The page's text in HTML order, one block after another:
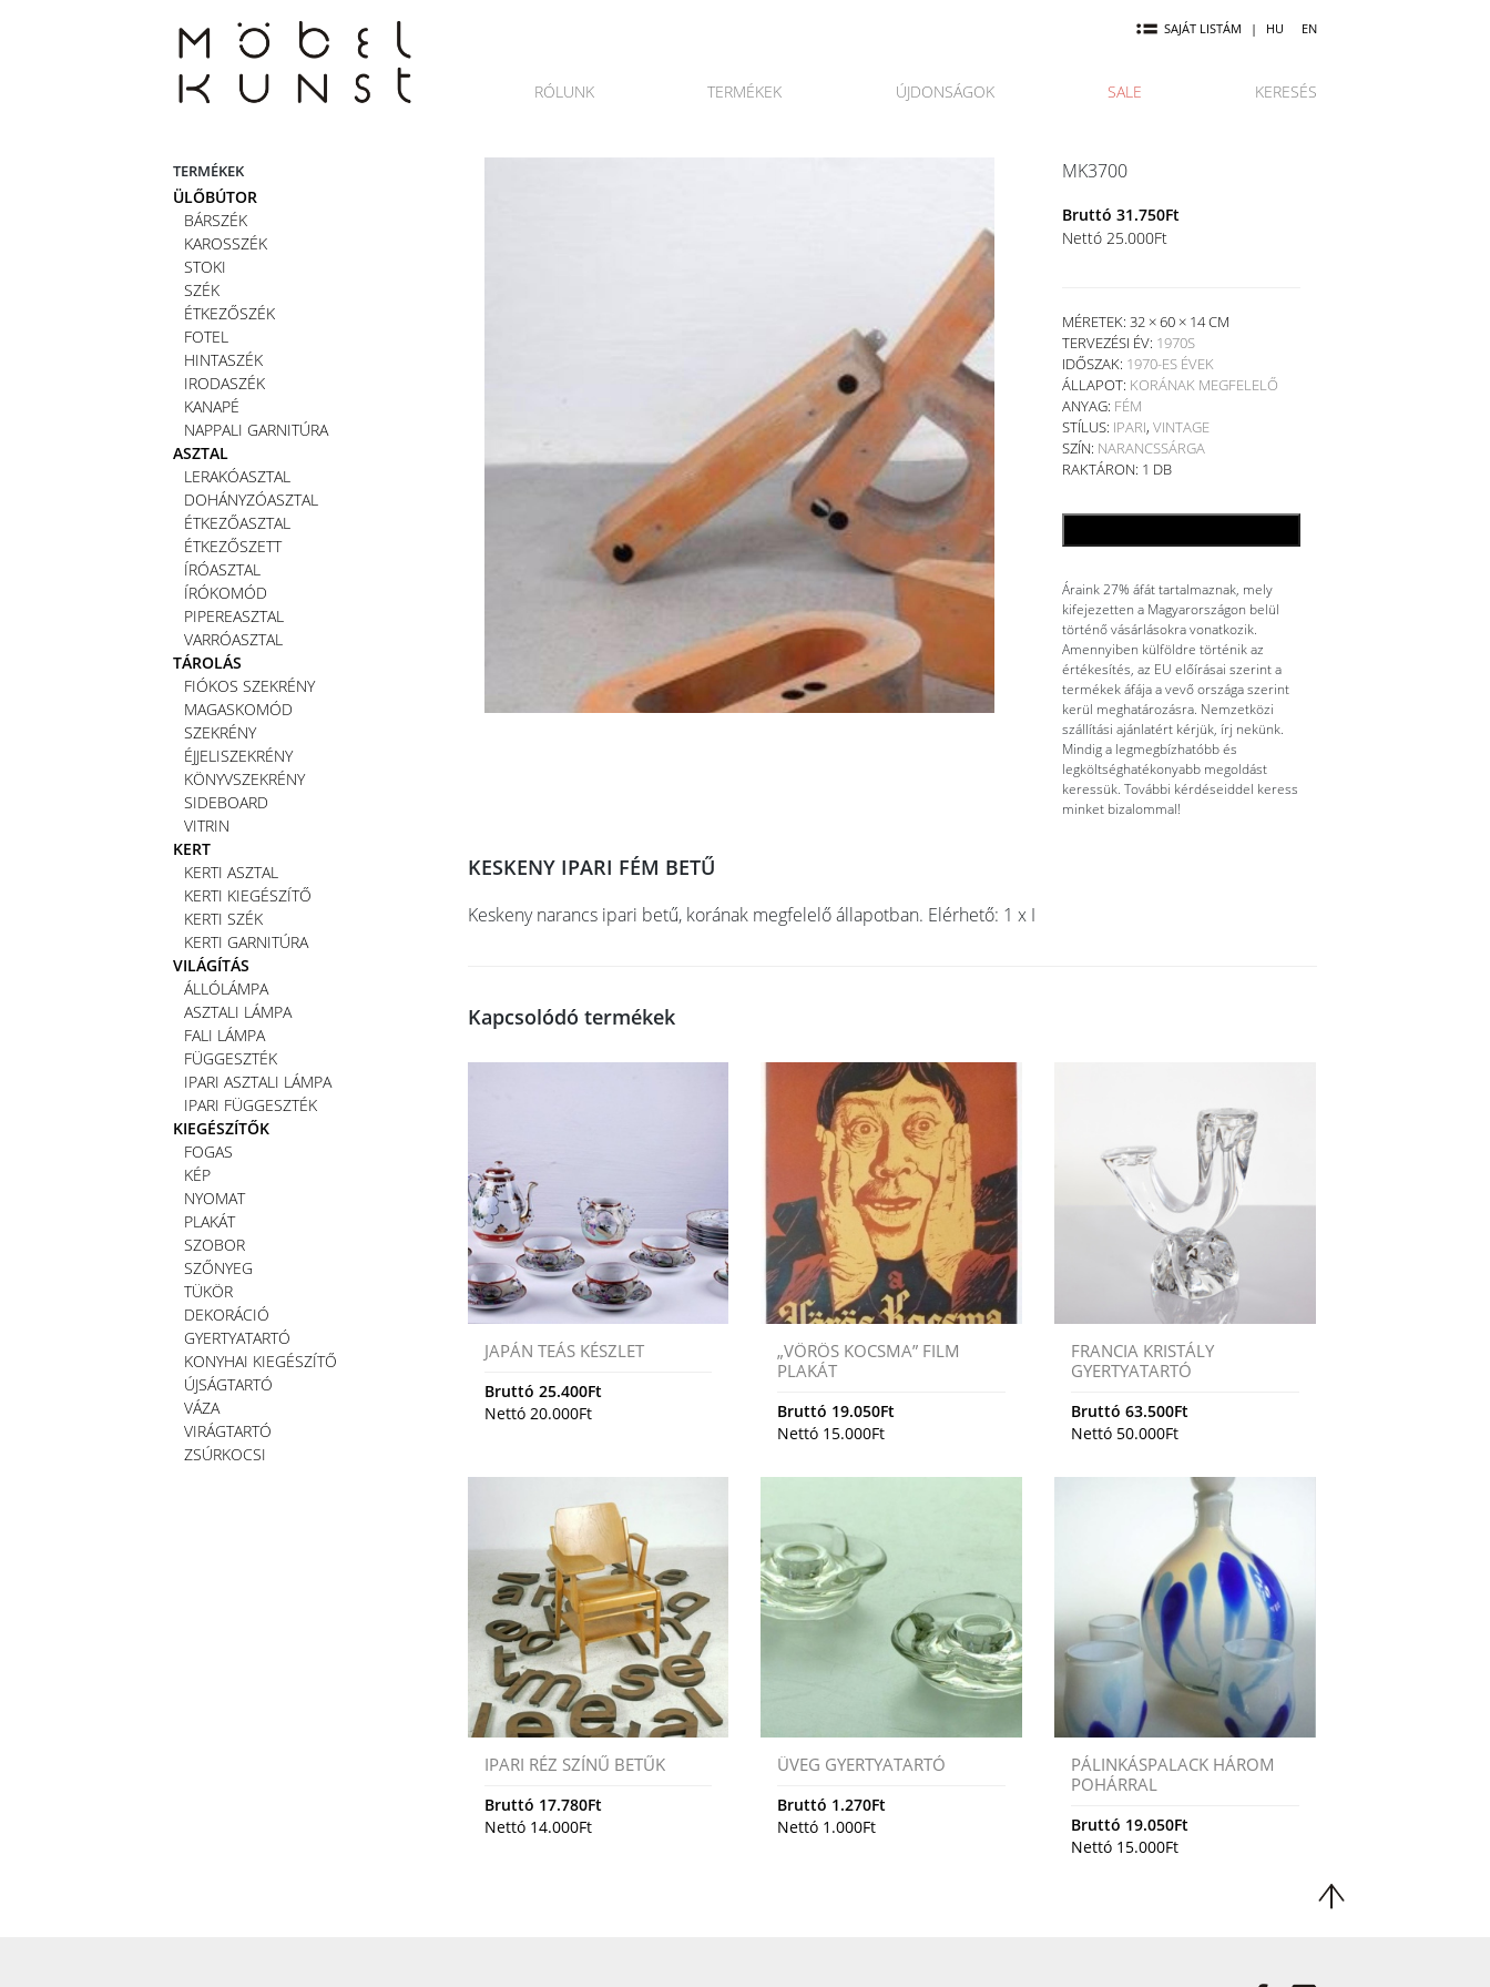
SAJÁT LISTÁM | HU EN
RÓLUNK TERMÉKEK ÚJDONSÁGOK SALE KERESÉS
TERMÉKEK
ÜLŐBÚTOR
BÁRSZÉK
KAROSSZÉK
STOKI
SZÉK
ÉTKEZŐSZÉK
FOTEL
HINTASZÉK
IRODASZÉK
KANAPÉ
NAPPALI GARNITÚRA
ASZTAL
LERAKÓASZTAL
DOHÁNYZÓASZTAL
ÉTKEZŐASZTAL
ÉTKEZŐSZETT
ÍRÓASZTAL
ÍRÓKOMÓD
PIPEREASZTAL
VARRÓASZTAL
TÁROLÁS
FIÓKOS SZEKRÉNY
MAGASKOMÓD
SZEKRÉNY
ÉJJELISZEKRÉNY
KÖNYVSZEKRÉNY
SIDEBOARD
VITRIN
KERT
KERTI ASZTAL
KERTI KIEGÉSZÍTŐ
KERTI SZÉK
KERTI GARNITÚRA
VILÁGÍTÁS
ÁLLÓLÁMPA
ASZTALI LÁMPA
FALI LÁMPA
FÜGGESZTÉK
IPARI ASZTALI LÁMPA
IPARI FÜGGESZTÉK
KIEGÉSZÍTŐK
FOGAS
KÉP
NYOMAT
PLAKÁT
SZOBOR
SZŐNYEG
TÜKÖR
DEKORÁCIÓ
GYERTYATARTÓ
KONYHAI KIEGÉSZÍTŐ
ÚJSÁGTARTÓ
VÁZA
VIRÁGTARTÓ
ZSÚRKOCSI
MK3700
Bruttó 31.750Ft
Nettó 25.000Ft
MÉRETEK: 32 × 60 × 14 CM
TERVEZÉSI ÉV: 1970S
IDŐSZAK: 1970-ES ÉVEK
ÁLLAPOT: KORÁNAK MEGFELELŐ
ANYAG: FÉM
STÍLUS: IPARI, VINTAGE
SZÍN: NARANCSSÁRGA
RAKTÁRON: 1 DB
Áraink 27% áfát tartalmaznak, mely
kifejezetten a Magyarországon belül
történő vásárlásokra vonatkozik.
Amennyiben külföldre történik az
értékesítés, az EU előírásai szerint a
termékek áfája a vevő országa szerint
kerül meghatározásra. Nemzetközi
szállítási ajánlatért kérjük, írj nekünk.
Mindig a legmegbízhatóbb és
legköltséghatékonyabb megoldást
keressük. További kérdéseiddel keress
minket bizalommal!
KESKENY IPARI FÉM BETŰ
Keskeny narancs ipari betű, korának megfelelő állapotban. Elérhető: 1 x I
Kapcsolódó termékek
JAPÁN TEÁS KÉSZLET
Bruttó 25.400Ft
Nettó 20.000Ft
„VÖRÖS KOCSMA” FILM
PLAKÁT
Bruttó 19.050Ft
Nettó 15.000Ft
FRANCIA KRISTÁLY
GYERTYATARTÓ
Bruttó63.500Ft
Nettó 50.000Ft
IPARI RÉZ SZÍNŰ BETŰK
Bruttó 17.780Ft
Nettó 14.000Ft
ÜVEG GYERTYATARTÓ
Bruttó 1.270Ft
Nettó 1.000Ft
PÁLINKÁSPALACK HÁROM
POHÁRRAL
Bruttó 19.050Ft
Nettó 15.000Ft